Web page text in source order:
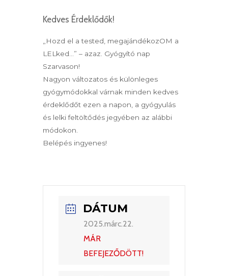
Kedves Érdeklődők!
„Hozd el a tested, megajándékozOM a
LELked…” – azaz. Gyógyító nap
Szarvason!
Nagyon változatos és különleges
gyógymódokkal várnak minden kedves
érdeklődőt ezen a napon, a gyógyulás
és lelki feltöltődés jegyében az alábbi
módokon.
Belépés ingyenes!
DÁTUM
2025.márc.22.
MÁR
BEFEJEZŐDÖTT!